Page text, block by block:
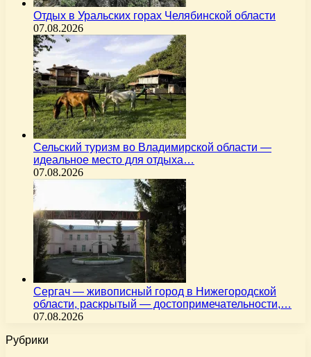
Отдых в Уральских горах Челябинской области
07.08.2026
Сельский туризм во Владимирской области —
идеальное место для отдыха…
07.08.2026
Сергач — живописный город в Нижегородской
области, раскрытый — достопримечательности,…
07.08.2026
Рубрики